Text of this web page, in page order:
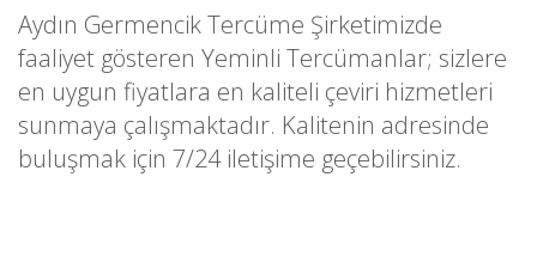
Aydın Germencik Tercüme Şirketimizde
faaliyet gösteren Yeminli Tercümanlar; sizlere
en uygun fiyatlara en kaliteli çeviri hizmetleri
sunmaya çalışmaktadır. Kalitenin adresinde
buluşmak için 7/24 iletişime geçebilirsiniz.